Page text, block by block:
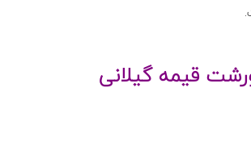
قیمه گیلانی